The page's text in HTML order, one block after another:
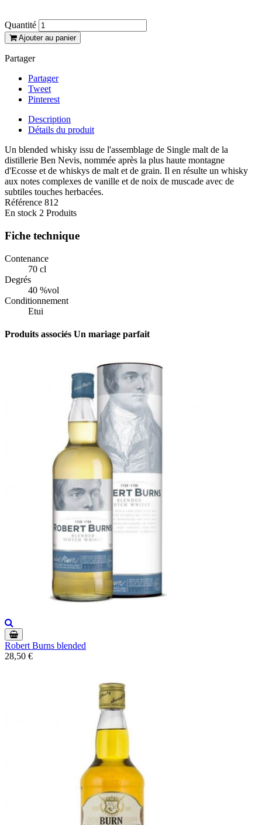
Quantité
Ajouter au panier
Partager
Partager
Tweet
Pinterest
Description
Détails du produit
Un blended whisky issu de l'assemblage de Single malt de la
distillerie Ben Nevis, nommée après la plus haute montagne
d'Ecosse et de whiskys de malt et de grain. Il en résulte un whisky
aux notes complexes de vanille et de noix de muscade avec de
subtiles touches herbacées.
Référence 812
En stock 2 Produits
Fiche technique
Contenance
70 cl
Degrés
40 %vol
Conditionnement
Etui
Produits associés Un mariage parfait
Robert Burns blended
28,50 €